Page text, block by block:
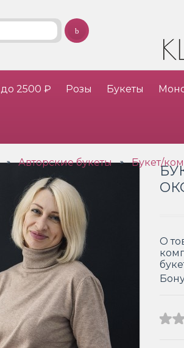
до 2500 ₽ Розы Букеты
» Авторские букеты » Букет/
О